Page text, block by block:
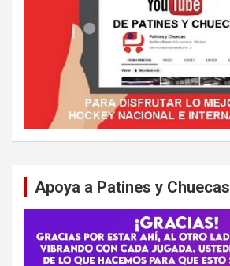
Apoya a Patines y Chuecas